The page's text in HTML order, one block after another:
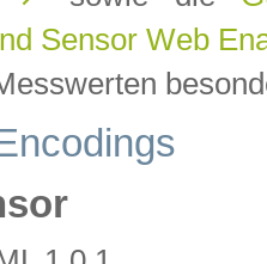
Sensor Web